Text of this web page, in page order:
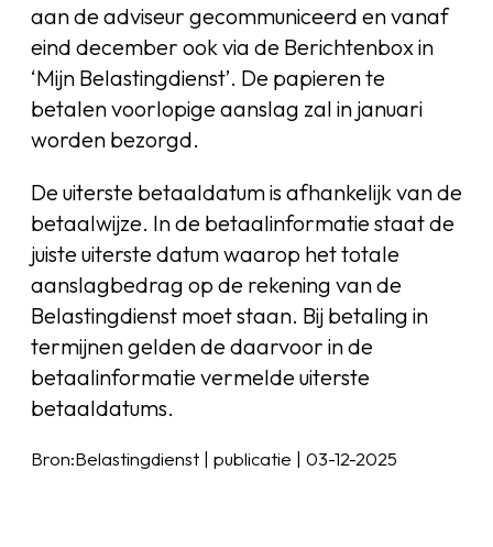
aan de adviseur gecommuniceerd en vanaf
eind december ook via de Berichtenbox in
‘Mijn Belastingdienst’. De papieren te
betalen voorlopige aanslag zal in januari
worden bezorgd.
De uiterste betaaldatum is afhankelijk van de
betaalwijze. In de betaalinformatie staat de
juiste uiterste datum waarop het totale
aanslagbedrag op de rekening van de
Belastingdienst moet staan. Bij betaling in
termijnen gelden de daarvoor in de
betaalinformatie vermelde uiterste
betaaldatums.
Bron:Belastingdienst | publicatie | 03-12-2025